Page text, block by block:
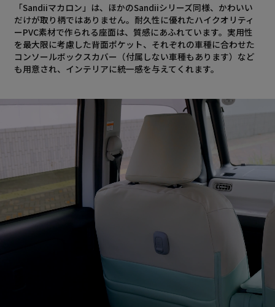
「Sandiiマカロン」は、ほかのSandiiシリーズ同様、かわいい
だけが取り柄ではありません。耐久性に優れたハイクオリティ
ーPVC素材で作られる座面は、質感にあふれています。実用性
を最大限に考慮した背面ポケット、それぞれの車種に合わせた
コンソールボックスカバー（付属しない車種もあります）など
も用意され、インテリアに統一感を与えてくれます。